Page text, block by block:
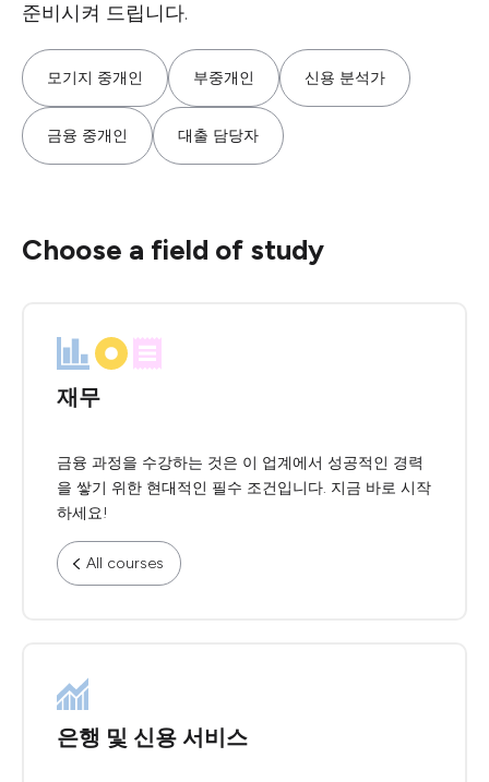
준비시켜 드립니다.
모기지 중개인 부중개인 신용 분석가
금융 중개인 대출 담당자
Choose a field of study
재무
금융 과정을 수강하는 것은 이 업계에서 성공적인 경력
을 쌓기 위한 현대적인 필수 조건입니다. 지금 바로 시작
하세요!
All courses
은행 및 신용 서비스